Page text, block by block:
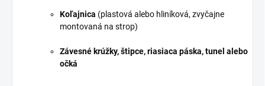
Koľajnica (plastová alebo hliníková, zvyčajne
montovaná na strop)
Závesné krúžky, štipce, riasiaca páska, tunel alebo
očká